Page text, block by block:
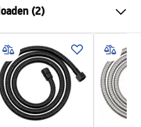
24 maanden
messing, PVC, rubber
1kg
JS-017B
Zwart
(2)